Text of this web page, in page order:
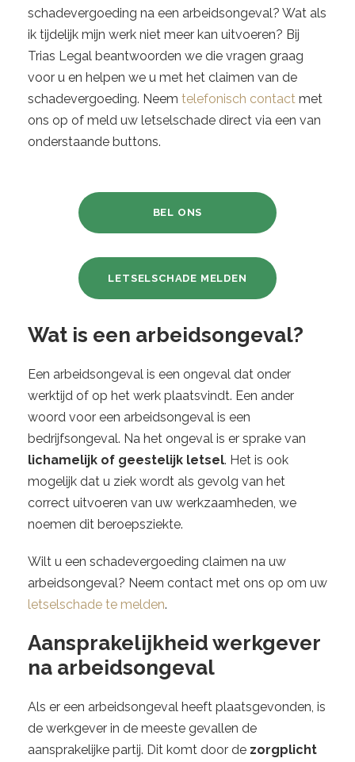
schadevergoeding na een arbeidsongeval? Wat als
ik tijdelijk mijn werk niet meer kan uitvoeren? Bij
Trias Legal beantwoorden we die vragen graag
voor u en helpen we u met het claimen van de
schadevergoeding. Neem telefonisch contact met
ons op of meld uw letselschade direct via een van
onderstaande buttons.
BEL ONS
LETSELSCHADE MELDEN
Wat is een arbeidsongeval?
Een arbeidsongeval is een ongeval dat onder
werktijd of op het werk plaatsvindt. Een ander
woord voor een arbeidsongeval is een
bedrijfsongeval. Na het ongeval is er sprake van
lichamelijk of geestelijk letsel. Het is ook
mogelijk dat u ziek wordt als gevolg van het
correct uitvoeren van uw werkzaamheden, we
noemen dit beroepsziekte.
Wilt u een schadevergoeding claimen na uw
arbeidsongeval? Neem contact met ons op om uw
letselschade te melden.
Aansprakelijkheid werkgever
na arbeidsongeval
Als er een arbeidsongeval heeft plaatsgevonden, is
de werkgever in de meeste gevallen de
aansprakelijke partij. Dit komt door de zorgplicht